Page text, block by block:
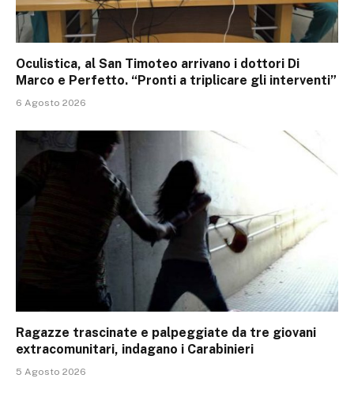
Oculistica, al San Timoteo arrivano i dottori Di
Marco e Perfetto. “Pronti a triplicare gli interventi”
6 Agosto 2026
Ragazze trascinate e palpeggiate da tre giovani
extracomunitari, indagano i Carabinieri
5 Agosto 2026